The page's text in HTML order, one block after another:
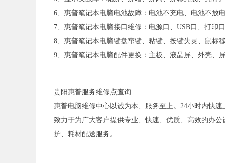
6、惠普笔记本电脑电池故障：电池不充电、电池不放
7、惠普笔记本电脑接口维修：电源口、USB口、打印
8、惠普笔记本电脑键盘窜键、粘键、按键失灵、鼠标
9、惠普笔记本电脑配件更换：主板、液晶屏、外壳、
贵阳惠普服务维修点查询
惠普电脑维修中心以诚为本、服务至上。24小时内快
致力于为广大客户提供专业、快速、优质、高效的办
护、耗材配送服务。